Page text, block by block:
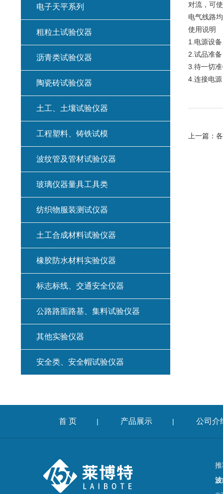
对流，可
电气线路
使用说明
1. 电源设
2. 试品准
3. 待一切
4. 连接电
上一篇：
电子天平系列
粗粒土试验仪器
沥青类试验仪器
陶瓷砖试验仪器
土工、土壤试验仪器
工程塑料、铸铁试模
波纹管及管材试验仪器
玻璃仪器量具工具类
纺织物服装测试仪器
土工合成材料试验仪器
橡胶防水材料实验仪器
标志标线、交通安全仪器
公路路面路基、集料试验仪器
其他实验仪器
安全类、安全帽试验仪器
首 页 | 产品展示 | 公司介